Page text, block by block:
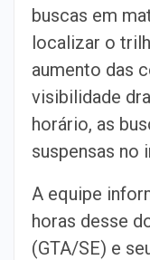
buscas em
localizar o
aumento das
visibilidade
horário, as
suspensas no
A equipe
horas desse
(GTA/SE) e